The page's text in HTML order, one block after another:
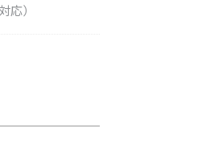
）